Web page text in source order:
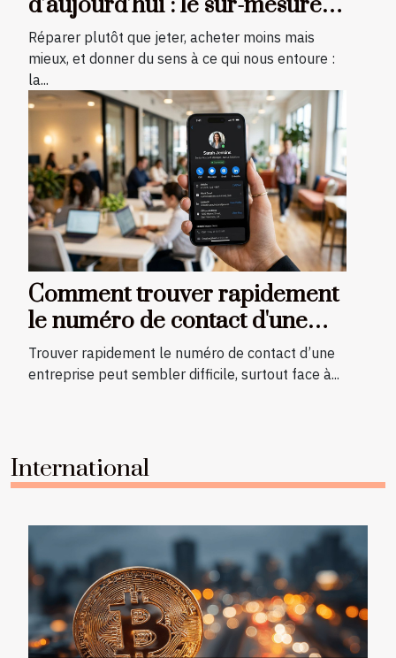
solution aussi écologique
qu’esthétique
Réparer plutôt que jeter, acheter moins mais
mieux, et donner du sens à ce qui nous entoure :
la...
Comment trouver rapidement
le numéro de contact d'une
entreprise ?
Trouver rapidement le numéro de contact d’une
entreprise peut sembler difficile, surtout face à...
International